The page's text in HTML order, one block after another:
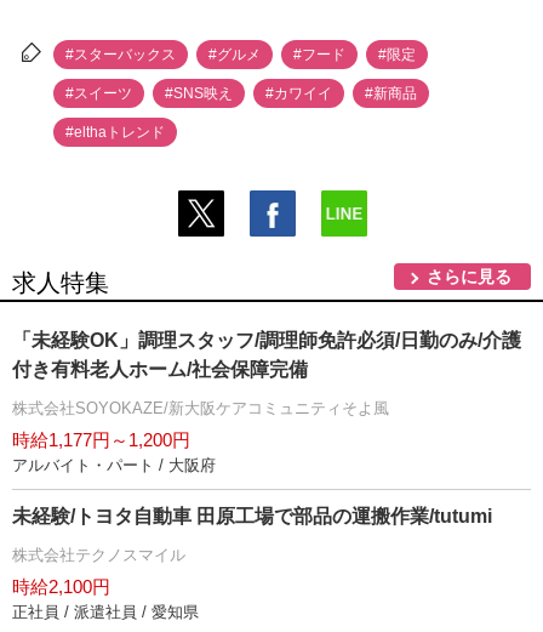
#スターバックス #グルメ #フード #限定
#スイーツ #SNS映え #カワイイ #新商品
#elthaトレンド
求人特集 さらに見る
「未経験OK」調理スタッフ/調理師免許必須/日勤のみ/介護
付き有料老人ホーム/社会保障完備
株式会社SOYOKAZE/新大阪ケアコミュニティそよ風
時給1,177円～1,200円
アルバイト・パート / 大阪府
未経験/トヨタ自動車 田原工場で部品の運搬作業/tutumi
株式会社テクノスマイル
時給2,100円
正社員 / 派遣社員 / 愛知県